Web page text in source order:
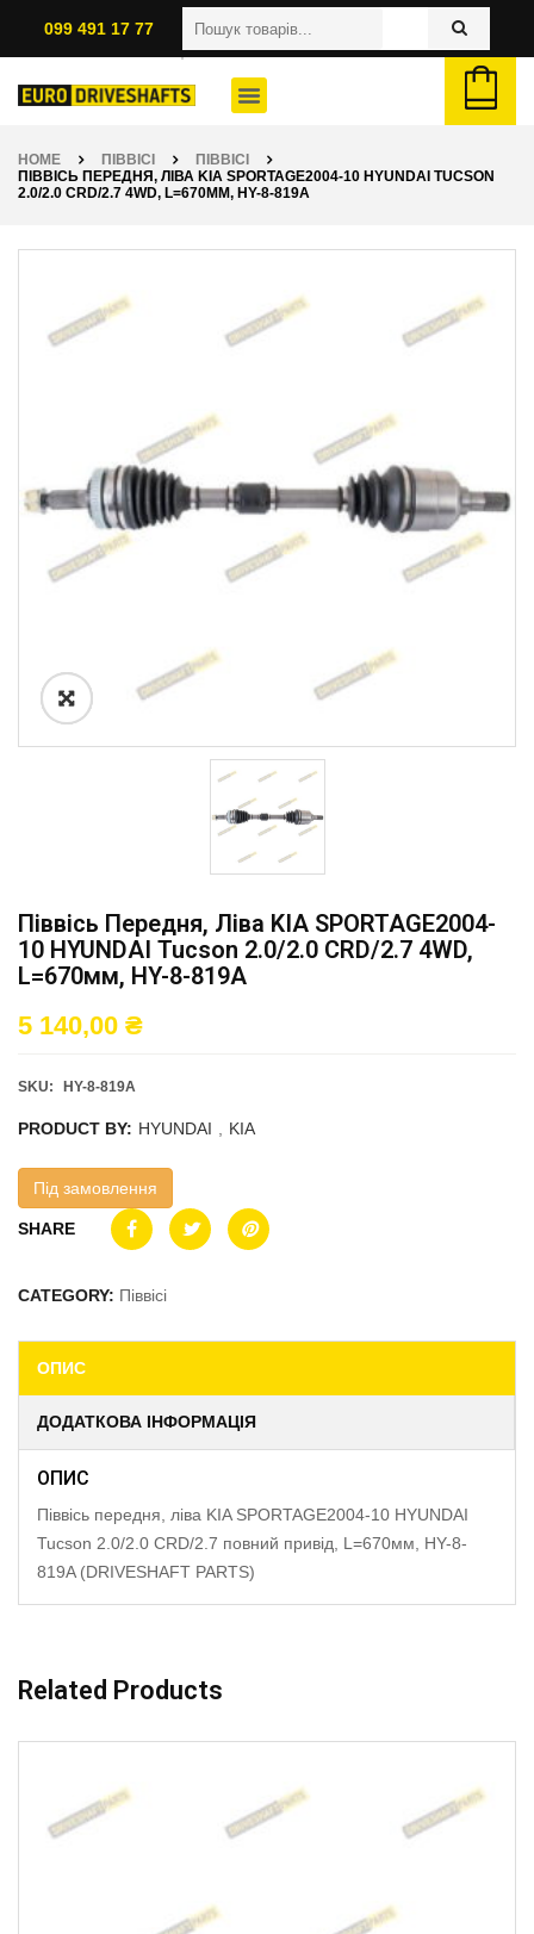
099 491 17 77
HOME ПІВВІСІ
ПІВВІСІ
ПІВВІСЬ ПЕРЕДНЯ, ЛІВА KIA SPORTAGE2004-10 HYUNDAI TUCSON
2.0/2.0 CRD/2.7 4WD, L=670ММ, HY-8-819A
Піввісь Передня, Ліва KIA SPORTAGE2004-
10 HYUNDAI Tucson 2.0/2.0 CRD/2.7 4WD,
L=670мм, HY-8-819A
5 140,00 ₴
SKU: HY-8-819A
PRODUCT BY: HYUNDAI KIA
Під замовлення
SHARE
CATEGORY: Піввісі
ОПИС
ДОДАТКОВА ІНФОРМАЦІЯ
ОПИС
Піввісь передня, ліва KIA SPORTAGE2004-10 HYUNDAI
Tucson 2.0/2.0 CRD/2.7 повний привід, L=670мм, HY-8-
819A (DRIVESHAFT PARTS)
Related Products